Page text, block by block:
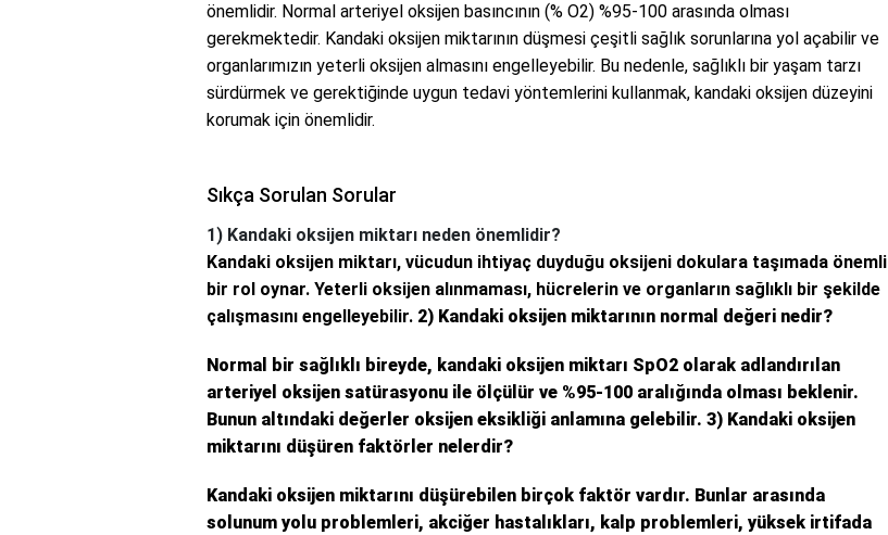
önemlidir. Normal arteriyel oksijen basıncının (% O2) %95-100 arasında olması
gerekmektedir. Kandaki oksijen miktarının düşmesi çeşitli sağlık sorunlarına yol açabilir ve
organlarımızın yeterli oksijen almasını engelleyebilir. Bu nedenle, sağlıklı bir yaşam tarzı
sürdürmek ve gerektiğinde uygun tedavi yöntemlerini kullanmak, kandaki oksijen düzeyini
korumak için önemlidir.
Sıkça Sorulan Sorular
1) Kandaki oksijen miktarı neden önemlidir?
Kandaki oksijen miktarı, vücudun ihtiyaç duyduğu oksijeni dokulara taşımada önemli
bir rol oynar. Yeterli oksijen alınmaması, hücrelerin ve organların sağlıklı bir şekilde
çalışmasını engelleyebilir. 2) Kandaki oksijen miktarının normal değeri nedir?
Normal bir sağlıklı bireyde, kandaki oksijen miktarı SpO2 olarak adlandırılan
arteriyel oksijen satürasyonu ile ölçülür ve %95-100 aralığında olması beklenir.
Bunun altındaki değerler oksijen eksikliği anlamına gelebilir. 3) Kandaki oksijen
miktarını düşüren faktörler nelerdir?
Kandaki oksijen miktarını düşürebilen birçok faktör vardır. Bunlar arasında
solunum yolu problemleri, akciğer hastalıkları, kalp problemleri, yüksek irtifada